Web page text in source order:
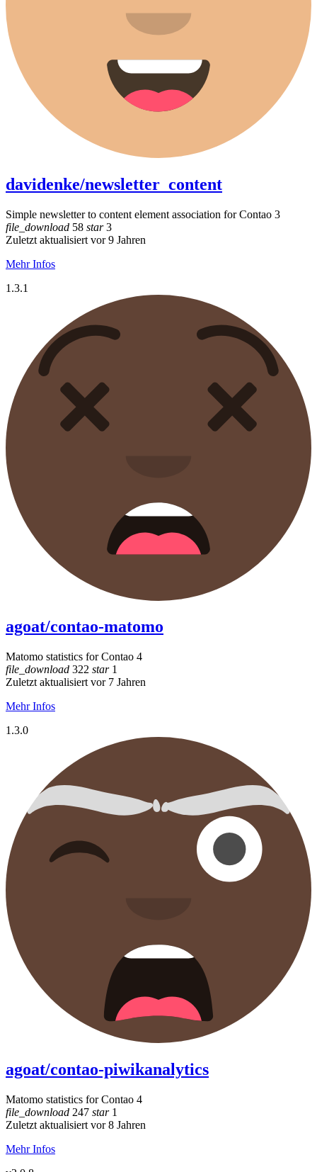
davidenke/newsletter_content
Simple newsletter to content element association for Contao 3
file_download 58 star3
Zuletzt aktualisiert vor 9 Jahren
Mehr Infos
1.3.1
agoat/contao-matomo
Matomo statistics for Contao 4
file_download 322 star1
Zuletzt aktualisiert vor 7 Jahren
Mehr Infos
1.3.0
agoat/contao-piwikanalytics
Matomo statistics for Contao 4
file_download 247 star1
Zuletzt aktualisiert vor 8 Jahren
Mehr Infos